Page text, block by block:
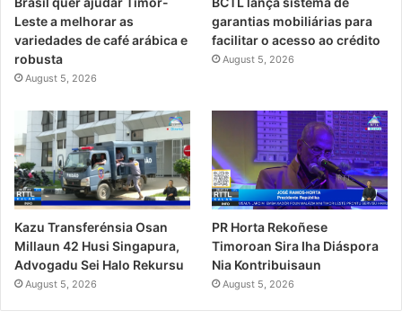
Leste a melhorar as
variedades de café arábica e
robusta
August 5, 2026
garantias mobiliárias para
facilitar o acesso ao crédito
August 5, 2026
Kazu Transferénsia Osan
Millaun 42 Husi Singapura,
Advogadu Sei Halo Rekursu
August 5, 2026
PR Horta Rekoñese
Timoroan Sira Iha Diáspora
Nia Kontribuisaun
August 5, 2026